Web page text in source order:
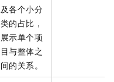
及各个小分
类的占比，
展示单个项
目与整体之
间的关系。